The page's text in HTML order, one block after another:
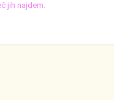
jih najdem.